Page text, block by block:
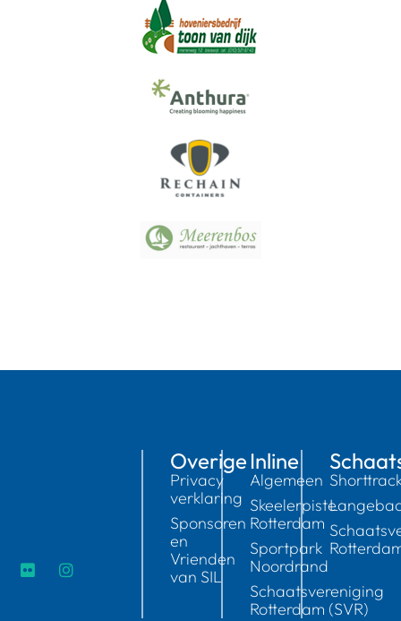
Inline
Algemeen
Skeelerpiste
Rotterdam
Sportpark
Noordrand
Schaatsvereniging
Rotterdam (SVR)
Overige
Privacy
verklaring
Sponsoren
en
Vrienden
van SIL